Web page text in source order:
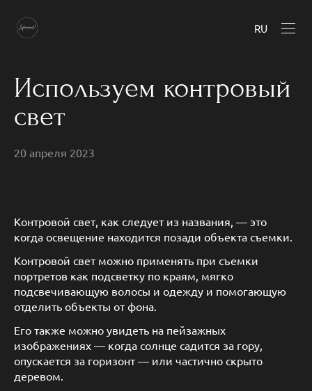
RU
Используем контровый
свет
20 апреля 2023
Контровой свет, как следует из названия, — это
когда освещение находится позади объекта съемки.
Контровой свет можно применять при съемки
портретов как подсветку по краям, мягко
подсвечивающую волосы и одежду и помогающую
отделить объекты от фона.
Его также можно увидеть на пейзажных
изображениях — когда солнце садится за гору,
опускается за горизонт — или частично скрыто
деревом.